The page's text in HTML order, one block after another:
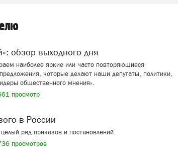
обзор выходного дня
наиболее яркие или часто повторяющиеся
которые делают наши депутаты, политики,
общественного мнения».
просмотр
в России
ряд приказов и постановлений.
просмотров